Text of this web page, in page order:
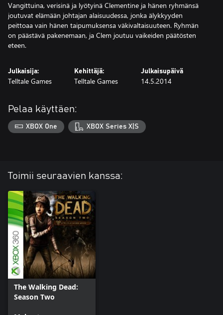
Vangittuina, verisinä ja lyötyinä Clementine ja hänen ryhmänsä
joutuvat elämään johtajan alaisuudessa, jonka älykkyyden
peittoaa vain hänen taipumuksensa väkivaltaisuuteen. Ryhmän
on päästävä pakenemaan, ja Clem joutuu vaikeiden päätösten
eteen.
Julkaisija:
Telltale Games
Kehittäjä:
Telltale Games
Julkaisupäivä
14.5.2014
Pelaa käyttäen:
XBOX One XBOX Series X|S
Toimii seuraavien kanssa:
The Walking Dead:
Season Two